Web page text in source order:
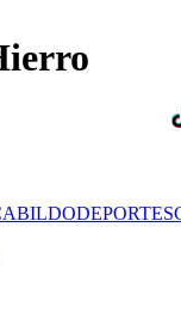
DEPORTES